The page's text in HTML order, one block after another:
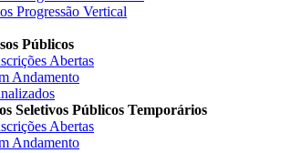
Progressão Vertical
Públicos
Abertas
Andamento
Seletivos Públicos Temporários
Abertas
Andamento